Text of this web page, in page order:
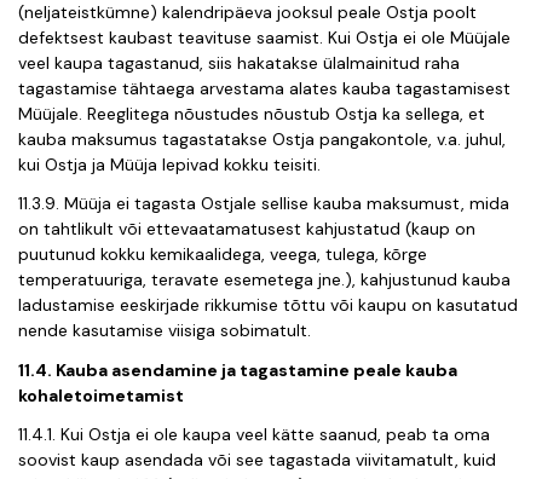
(neljateistkümne) kalendripäeva jooksul peale Ostja poolt
defektsest kaubast teavituse saamist. Kui Ostja ei ole Müüjale
veel kaupa tagastanud, siis hakatakse ülalmainitud raha
tagastamise tähtaega arvestama alates kauba tagastamisest
Müüjale. Reeglitega nõustudes nõustub Ostja ka sellega, et
kauba maksumus tagastatakse Ostja pangakontole, v.a. juhul,
kui Ostja ja Müüja lepivad kokku teisiti.
11.3.9. Müüja ei tagasta Ostjale sellise kauba maksumust, mida
on tahtlikult või ettevaatamatusest kahjustatud (kaup on
puutunud kokku kemikaalidega, veega, tulega, kõrge
temperatuuriga, teravate esemetega jne.), kahjustunud kauba
ladustamise eeskirjade rikkumise tõttu või kaupu on kasutatud
nende kasutamise viisiga sobimatult.
11.4. Kauba asendamine ja tagastamine peale kauba
kohaletoimetamist
11.4.1. Kui Ostja ei ole kaupa veel kätte saanud, peab ta oma
soovist kaup asendada või see tagastada viivitamatult, kuid